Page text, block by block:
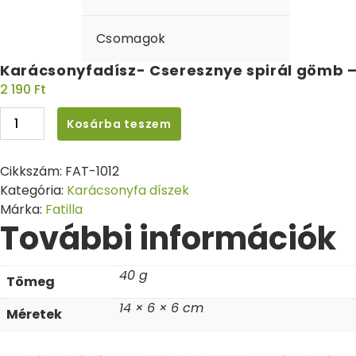
Csomagok
Karácsonyfadísz- Cseresznye spirál gömb –
2 190 Ft
Kosárba teszem
Cikkszám: FAT-1012
Kategória: Karácsonyfa díszek
Márka: Fatilla
További információk
Tömeg 40 g
Méretek 14 × 6 × 6 cm